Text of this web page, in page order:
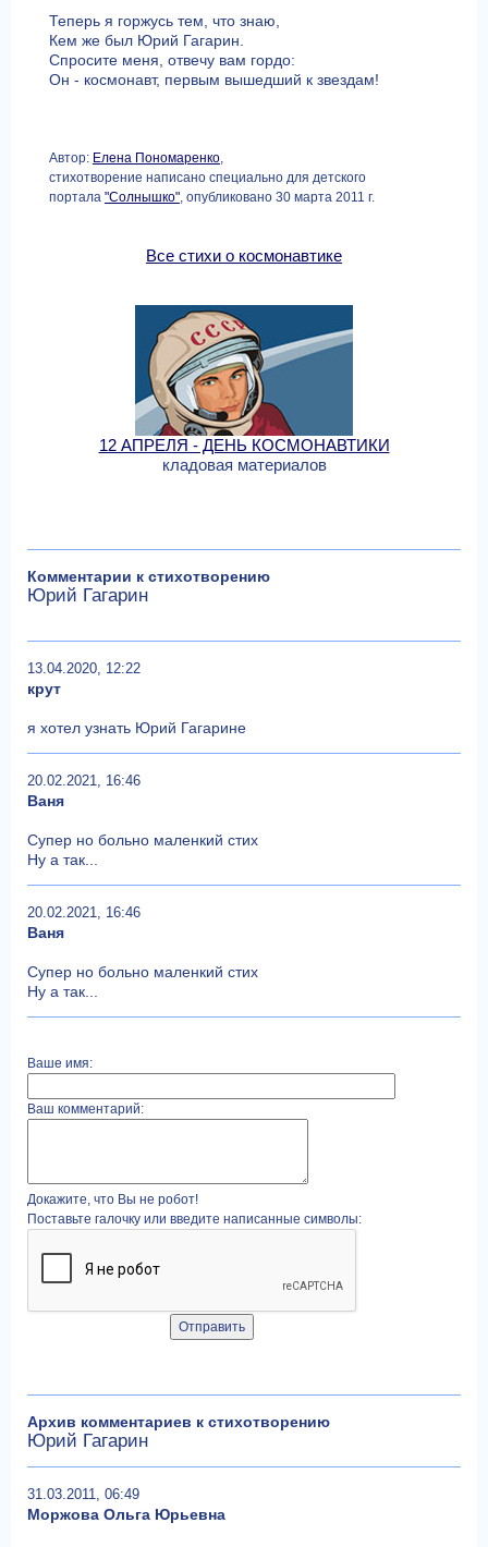
Теперь я горжусь тем, что знаю,
Кем же был Юрий Гагарин.
Спросите меня, отвечу вам гордо:
Он - космонавт, первым вышедший к звездам!
Автор: Елена Пономаренко,
стихотворение написано специально для детского
портала "Солнышко", опубликовано 30 марта 2011 г.
Все стихи о космонавтике
12 АПРЕЛЯ - ДЕНЬ КОСМОНАВТИКИ
кладовая материалов
Комментарии к стихотворению
Юрий Гагарин
13.04.2020, 12:22
крут
я хотел узнать Юрий Гагарине
20.02.2021, 16:46
Ваня
Супер но больно маленкий стих
Ну а так...
20.02.2021, 16:46
Ваня
Супер но больно маленкий стих
Ну а так...
Ваше имя:
Ваш комментарий:
Докажите, что Вы не робот!
Поставьте галочку или введите написанные символы:
Архив комментариев к стихотворению
Юрий Гагарин
31.03.2011, 06:49
Моржова Ольга Юрьевна